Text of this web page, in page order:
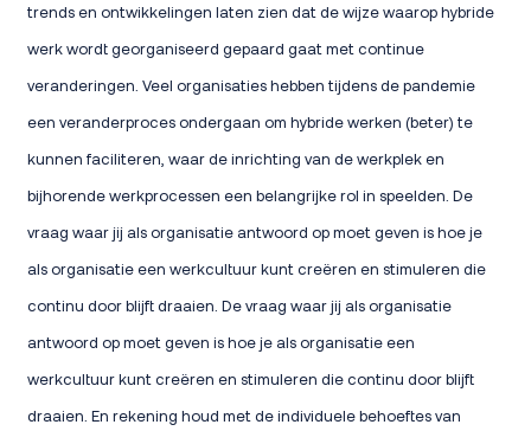
trends en ontwikkelingen laten zien dat de wijze waarop hybride
werk wordt georganiseerd gepaard gaat met continue
veranderingen. Veel organisaties hebben tijdens de pandemie
een veranderproces ondergaan om hybride werken (beter) te
kunnen faciliteren, waar de inrichting van de werkplek en
bijhorende werkprocessen een belangrijke rol in speelden. De
vraag waar jij als organisatie antwoord op moet geven is hoe je
als organisatie een werkcultuur kunt creëren en stimuleren die
continu door blijft draaien. De vraag waar jij als organisatie
antwoord op moet geven is hoe je als organisatie een
werkcultuur kunt creëren en stimuleren die continu door blijft
draaien. En rekening houd met de individuele behoeftes van